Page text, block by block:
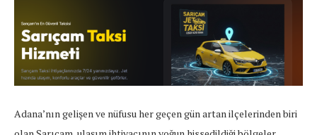
Adana’nın gelişen ve nüfusu her geçen gün artan ilçelerinden biri